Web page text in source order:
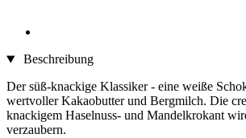
Beschreibung
Der süß-knackige Klassiker - eine weiße
wertvoller Kakaobutter und Bergmilch. Die
knackigem Haselnuss- und Mandelkrokant
verzaubern.